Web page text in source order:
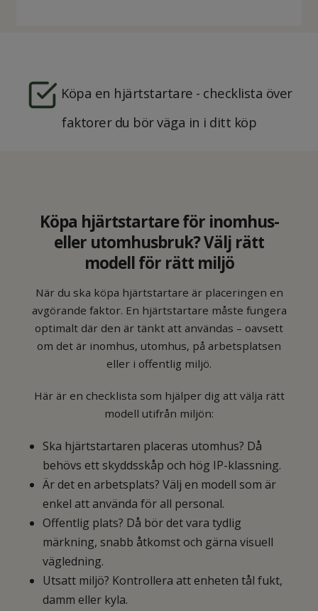
Köpa en hjärtstartare - checklista över
faktorer du bör väga in i ditt köp
Köpa hjärtstartare för inomhus-
eller utomhusbruk? Välj rätt
modell för rätt miljö
När du ska köpa hjärtstartare är placeringen en
avgörande faktor. En hjärtstartare måste fungera
optimalt där den är tänkt att användas – oavsett
om det är inomhus, utomhus, på arbetsplatsen
eller i offentlig miljö.
Här är en checklista som hjälper dig att välja rätt
modell utifrån miljön:
Ska hjärtstartaren placeras utomhus? Då
behövs ett skyddsskåp och hög IP-klassning.
Är det en arbetsplats? Välj en modell som är
enkel att använda för all personal.
Offentlig plats? Då bör det vara tydlig
märkning, snabb åtkomst och gärna visuell
vägledning.
Utsatt miljö? Kontrollera att enheten tål fukt,
damm eller kyla.